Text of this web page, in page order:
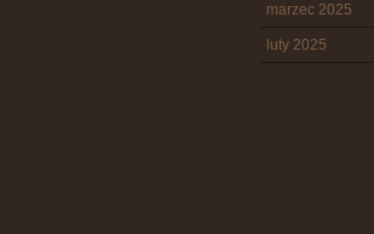
marzec 2025
luty 2025